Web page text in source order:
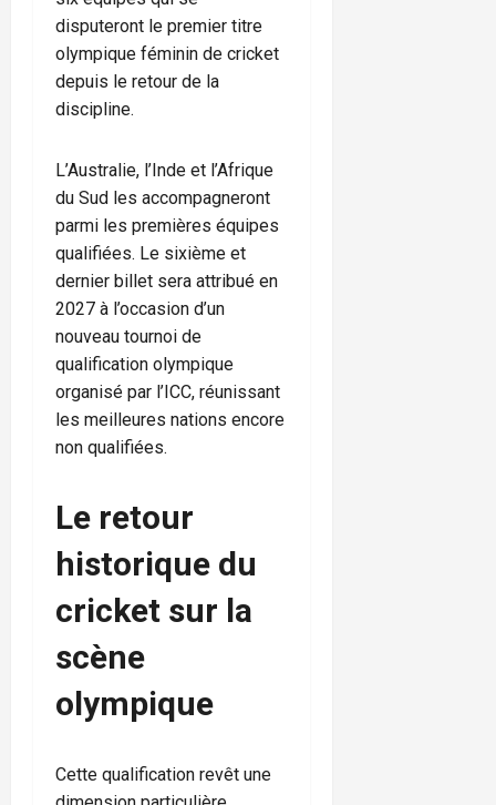
disputeront le premier titre
olympique féminin de cricket
depuis le retour de la
discipline.
L’Australie, l’Inde et l’Afrique
du Sud les accompagneront
parmi les premières équipes
qualifiées. Le sixième et
dernier billet sera attribué en
2027 à l’occasion d’un
nouveau tournoi de
qualification olympique
organisé par l’ICC, réunissant
les meilleures nations encore
non qualifiées.
Le retour
historique du
cricket sur la
scène
olympique
Cette qualification revêt une